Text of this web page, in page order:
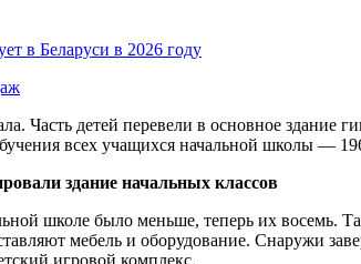
в Беларуси в 2026 году
Часть детей перевели в основное
всех учащихся начальной школы —
школе было меньше, теперь их восемь.
мебель и оборудование. Снаружи
игровой комплекс.